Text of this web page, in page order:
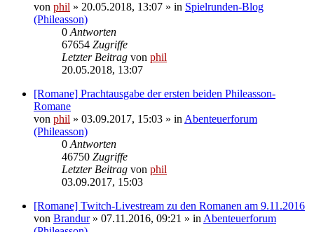
von phil » 20.05.2018, 13:07 » in Spielrunden-Blog
(Phileasson)
0 Antworten
67654 Zugriffe
Letzter Beitrag von phil
20.05.2018, 13:07
[Romane] Prachtausgabe der ersten beiden Phileasson-
Romane
von phil » 03.09.2017, 15:03 » in Abenteuerforum
(Phileasson)
0 Antworten
46750 Zugriffe
Letzter Beitrag von phil
03.09.2017, 15:03
[Romane] Twitch-Livestream zu den Romanen am 9.11.2016
von Brandur» 07.11.2016, 09:21 » in Abenteuerforum